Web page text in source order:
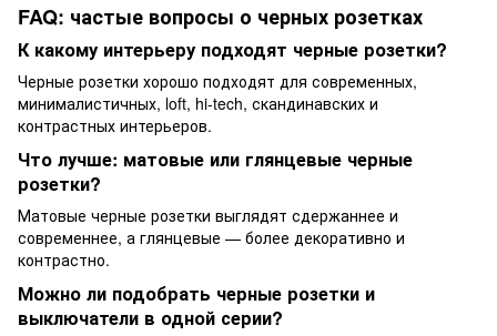
FAQ: частые вопросы о черных розетках
К какому интерьеру подходят черные розетки?
Черные розетки хорошо подходят для современных,
минималистичных, loft, hi-tech, скандинавских и
контрастных интерьеров.
Что лучше: матовые или глянцевые черные
розетки?
Матовые черные розетки выглядят сдержаннее и
современнее, а глянцевые — более декоративно и
контрастно.
Можно ли подобрать черные розетки и
выключатели в одной серии?